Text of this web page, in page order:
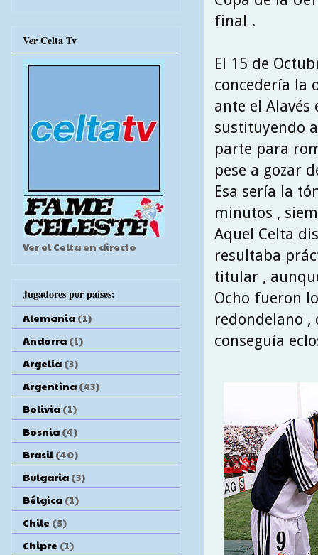
final .
El 15 de
concedería la
ante el
sustituyendo
parte para
pese a gozar
Esa sería la
minutos ,
Aquel Celta
resultaba
titular ,
Ocho fueron
redondelano
conseguía
Ver Celta Tv
Ver el Celta en directo
Jugadores por países:
Alemania (1)
Andorra (1)
Argelia (3)
Argentina (43)
Bolivia (1)
Bosnia (4)
Brasil (40)
Bulgaria (3)
Bélgica (1)
Chile (5)
Chipre (1)